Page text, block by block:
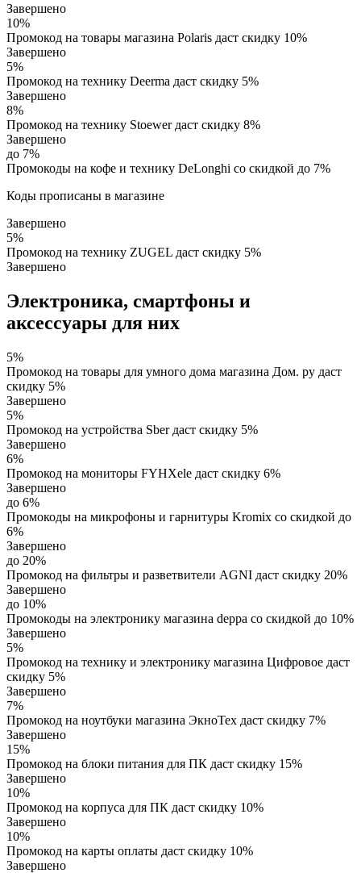
Завершено
10%
Промокод на товары магазина Polaris даст скидку 10%
Завершено
5%
Промокод на технику Deerma даст скидку 5%
Завершено
8%
Промокод на технику Stoewer даст скидку 8%
Завершено
до 7%
Промокоды на кофе и технику DeLonghi со скидкой до 7%
Коды прописаны в магазине
Завершено
5%
Промокод на технику ZUGEL даст скидку 5%
Завершено
Электроника, смартфоны и
аксессуары для них
5%
Промокод на товары для умного дома магазина Дом. ру даст
скидку 5%
Завершено
5%
Промокод на устройства Sber даст скидку 5%
Завершено
6%
Промокод на мониторы FYHXele даст скидку 6%
Завершено
до 6%
Промокоды на микрофоны и гарнитуры Kromix со скидкой до
6%
Завершено
до 20%
Промокод на фильтры и разветвители AGNI даст скидку 20%
Завершено
до 10%
Промокоды на электронику магазина deppa со скидкой до 10%
Завершено
5%
Промокод на технику и электронику магазина Цифровое даст
скидку 5%
Завершено
7%
Промокод на ноутбуки магазина ЭкноТех даст скидку 7%
Завершено
15%
Промокод на блоки питания для ПК даст скидку 15%
Завершено
10%
Промокод на корпуса для ПК даст скидку 10%
Завершено
10%
Промокод на карты оплаты даст скидку 10%
Завершено